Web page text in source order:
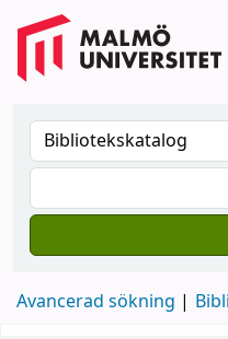
Avancerad sökning